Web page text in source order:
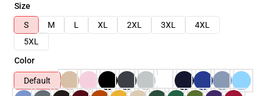
Size
S
M L XL 2XL 3XL
4XL
5XL
Color
Default